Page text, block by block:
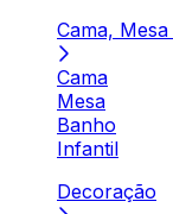
Cama,
Cama
Mesa
Banho
Infantil
Decoração